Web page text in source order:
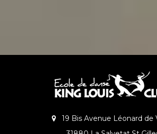
19 Bis Avenue Léonard de